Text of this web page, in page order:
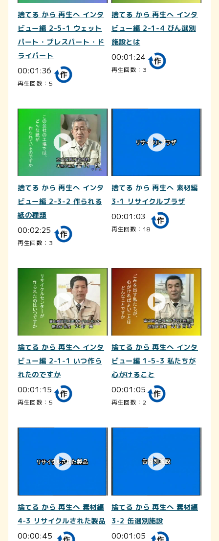
捨てる から 再生へ インタ
ビュー編 2-5-1 ウェット
パート・プレスパート・ド
ライパート
00:01:36
再生回数：5
捨てる から 再生へ インタ
ビュー編 2-1-4 びん選別
施設とは
00:01:24
再生回数：3
捨てる から 再生へ インタ
ビュー編 2-3-2 作られる
紙の種類
00:02:25
再生回数：3
捨てる から 再生へ 素材編
3-1 リサイクルプラザ
00:01:03
再生回数：18
捨てる から 再生へ インタ
ビュー編 2-1-1 いつ作ら
れたのですか
00:01:15
再生回数：5
捨てる から 再生へ インタ
ビュー編 1-5-3 私たちが
心がけること
00:01:05
再生回数：2
捨てる から 再生へ 素材編
4-3 リサイクルされた製品
00:00:45
捨てる から 再生へ 素材編
3-2 缶選別施設
00:01:05